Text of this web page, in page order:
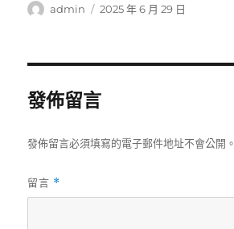
作
admin
發
2025 年 6 月 29 日
發佈留言
發佈留言必須填寫的電子郵件地址不會公開。
留言 *